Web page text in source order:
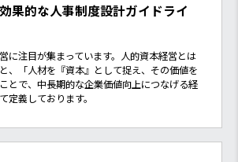
果的な人事制度設計ガイドライ
に注目が集まっています。人的資本経営とは
、「人材を『資本』として捉え、その価値を
とで、中長期的な企業価値向上につなげる経
定義しております。